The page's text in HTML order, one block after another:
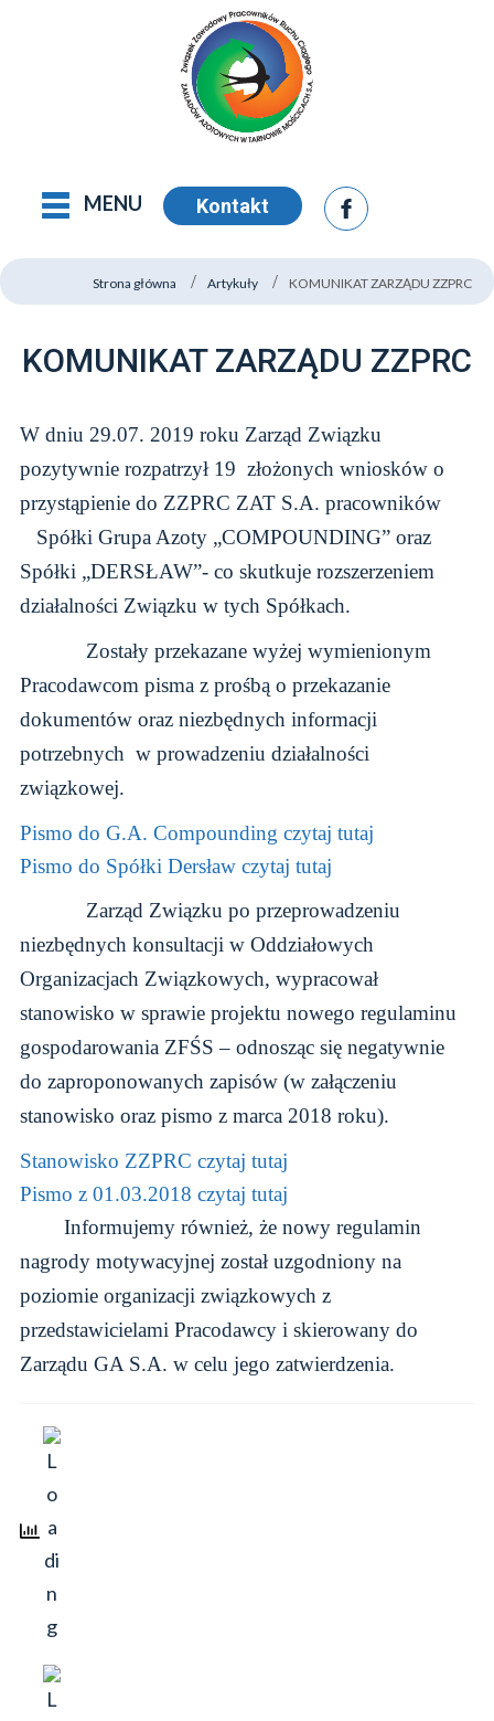
MENU Kontakt
Strona główna Artykuły KOMUNIKAT ZARZĄDU ZZPRC
KOMUNIKAT ZARZĄDU ZZPRC
W dniu 29.07. 2019 roku Zarząd Związku
pozytywnie rozpatrzył 19 złożonych wniosków o
przystąpienie do ZZPRC ZAT S.A. pracowników
Spółki Grupa Azoty „COMPOUNDING” oraz
Spółki „DERSŁAW”- co skutkuje rozszerzeniem
działalności Związku w tych Spółkach.
Zostały przekazane wyżej wymienionym
Pracodawcom pisma z prośbą o przekazanie
dokumentów oraz niezbędnych informacji
potrzebnych w prowadzeniu działalności
związkowej.
Pismo do G.A. Compounding czytaj tutaj
Pismo do Spółki Dersław czytaj tutaj
Zarząd Związku po przeprowadzeniu
niezbędnych konsultacji w Oddziałowych
Organizacjach Związkowych, wypracował
stanowisko w sprawie projektu nowego regulaminu
gospodarowania ZFŚS – odnosząc się negatywnie
do zaproponowanych zapisów (w załączeniu
stanowisko oraz pismo z marca 2018 roku).
Stanowisko ZZPRC czytaj tutaj
Pismo z 01.03.2018 czytaj tutaj
Informujemy również, że nowy regulamin
nagrody motywacyjnej został uzgodniony na
poziomie organizacji związkowych z
przedstawicielami Pracodawcy i skierowany do
Zarządu GA S.A. w celu jego zatwierdzenia.